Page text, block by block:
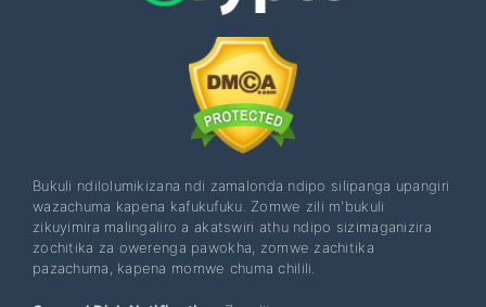
Bukuli ndilolumikizana ndi zamalonda ndipo silipanga upangiri
wazachuma kapena kafukufuku. Zomwe zili m'bukuli
zikuyimira malingaliro a akatswiri athu ndipo sizimaganizira
zochitika za owerenga pawokha, zomwe zachitika
pazachuma, kapena momwe chuma chilili.